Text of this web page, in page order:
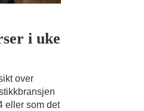
i uke
over
eller som det